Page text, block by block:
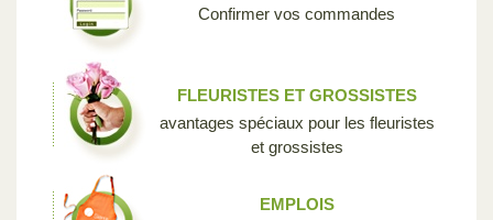
Confirmer vos commandes
FLEURISTES ET GROSSISTES
avantages spéciaux pour les fleuristes
et grossistes
EMPLOIS